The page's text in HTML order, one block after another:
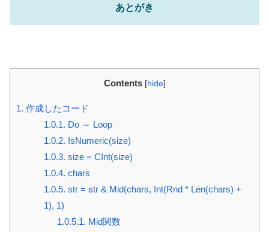
あとがき
Contents [hide]
1. 作成したコード
1.0.1. Do ～ Loop
1.0.2. IsNumeric(size)
1.0.3. size = CInt(size)
1.0.4. chars
1.0.5. str = str & Mid(chars, Int(Rnd * Len(chars) +
1), 1)
1.0.5.1. Mid関数